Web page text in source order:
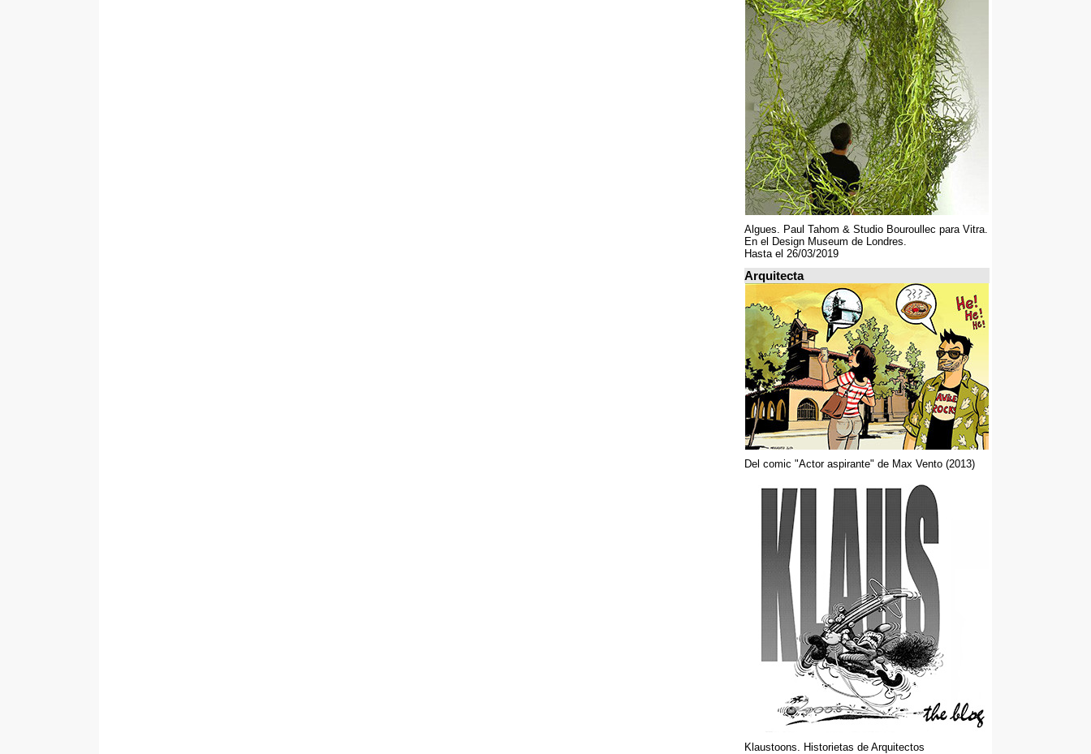
Algues. Paul Tahom & Studio Bouroullec para Vitra.
En el Design Museum de Londres.
Hasta el 26/03/2019
Arquitecta
Del comic "Actor aspirante" de Max Vento (2013)
Klaustoons. Historietas de Arquitectos